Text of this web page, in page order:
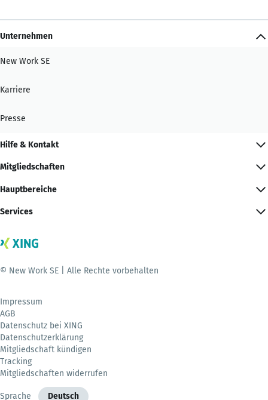
Unternehmen
New Work SE
Karriere
Presse
Hilfe & Kontakt
Mitgliedschaften
Hauptbereiche
Services
© New Work SE | Alle Rechte vorbehalten
Impressum
AGB
Datenschutz bei XING
Datenschutzerklärung
Mitgliedschaft kündigen
Tracking
Mitgliedschaften widerrufen
Sprache Deutsch